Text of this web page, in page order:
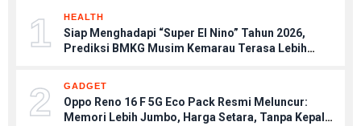
1 HEALTH
Siap Menghadapi “Super El Nino” Tahun 2026,
Prediksi BMKG Musim Kemarau Terasa Lebih
2 GADGET
Oppo Reno 16 F 5G Eco Pack Resmi Meluncur:
Memori Lebih Jumbo, Harga Setara, Tanpa Kepala